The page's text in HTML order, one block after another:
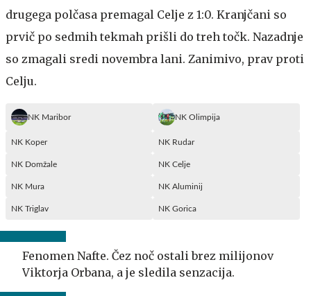
drugega polčasa premagal Celje z 1:0. Kranjčani so
prvič po sedmih tekmah prišli do treh točk. Nazadnje
so zmagali sredi novembra lani. Zanimivo, prav proti
Celju.
NK Maribor NK Olimpija
NK Koper NK Rudar
NK Domžale NK Celje
NK Mura NK Aluminij
NK Triglav NK Gorica
Fenomen Nafte. Čez noč ostali brez milijonov
Viktorja Orbana, a je sledila senzacija.